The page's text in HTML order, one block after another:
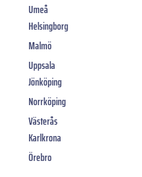
Umeå
Helsingborg
Malmö
Uppsala
Jönköping
Norrköping
Västerås
Karlkrona
Örebro